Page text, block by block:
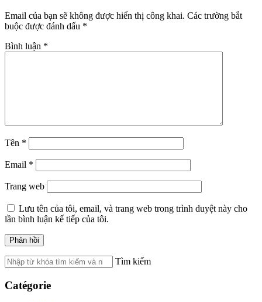
Email của bạn sẽ không được hiển thị công khai. Các trường bắt
buộc được đánh dấu *
Bình luận *
Tên *
Email *
Trang web
Lưu tên của tôi, email, và trang web trong trình duyệt này cho
lần bình luận kế tiếp của tôi.
Tìm kiếm
Catégorie